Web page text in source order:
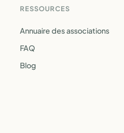
RESSOURCES
Annuaire des associations
FAQ
Blog